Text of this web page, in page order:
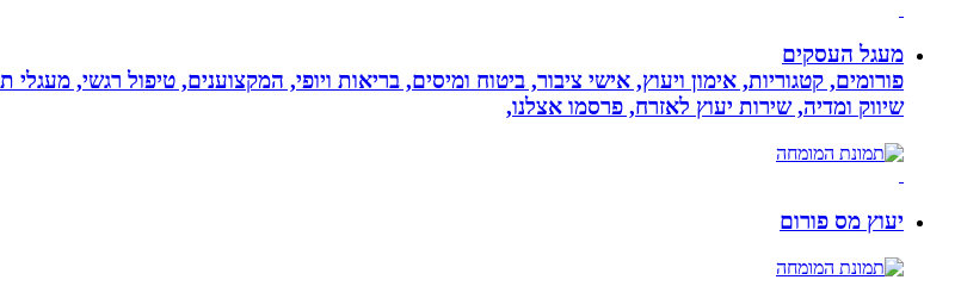
מעגל העסקים
פורומים, קטגוריות, אימון ויעוץ, אישי ציבור, ביטוח ומיסים, בריאות ויופי, המקצוענים, טיפול רגשי,
שיווק ומדיה, שירות יעוץ לאזרח, פרסמו אצלנו,
יעוץ מס פורום